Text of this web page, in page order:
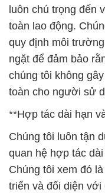
luôn chú trọng đến
toàn lao động.
quy định môi
ngặt để đảm bảo
chúng tôi không
toàn cho người sử
**Hợp tác dài hạn
Chúng tôi luôn tận
quan hệ hợp tác
Chúng tôi xem đó
triển và đối diện